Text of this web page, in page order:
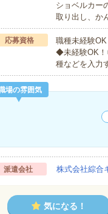
ショベルカー
取り出し、か
応募資格
職種未経験
◆未経験OK！
種などを入力
場の雰囲気
派遣会社 株式会社綜合
気になる！